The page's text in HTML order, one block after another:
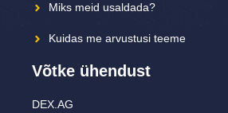
Miks meid usaldada?
Kuidas me arvustusi teeme
Võtke ühendust
DEX.AG